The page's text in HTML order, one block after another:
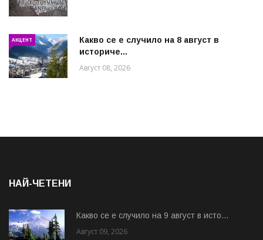
АКЦЕНТ
Какво се е случило на 8 август в
историче...
Август 08, 2026
НАЙ-ЧЕТЕНИ
Какво се е случило на 9 август в исто...
Август 09, 2026